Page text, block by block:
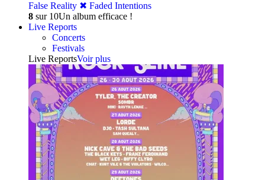
False Reality ✖︎ Faded Intentions
8 sur 10Un album efficace !
Live Reports
Concerts
Festivals
Live ReportsVoir plus